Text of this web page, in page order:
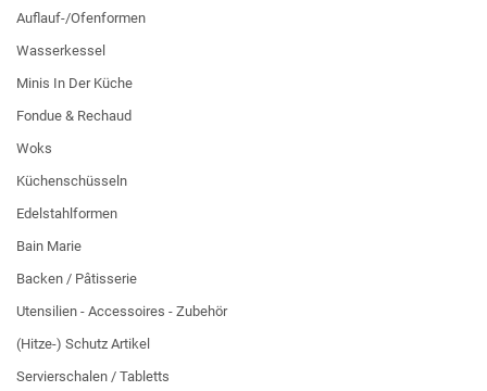
Auflauf-/Ofenformen
Wasserkessel
Minis In Der Küche
Fondue & Rechaud
Woks
Küchenschüsseln
Edelstahlformen
Bain Marie
Backen / Pâtisserie
Utensilien - Accessoires - Zubehör
(Hitze-) Schutz Artikel
Servierschalen / Tabletts